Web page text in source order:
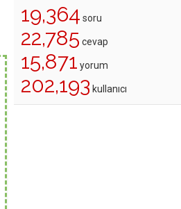
19,364 soru
22,785 cevap
15,871 yorum
202,193 kullanıcı